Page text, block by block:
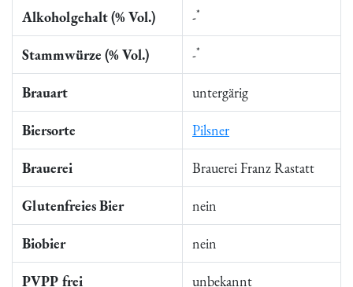
Alkoholgehalt (% Vol.) -*
Stammwürze (% Vol.) -*
Brauart untergärig
Biersorte Pilsner
Brauerei Brauerei Franz Rastatt
Glutenfreies Bier nein
Biobier nein
PVPP frei unbekannt